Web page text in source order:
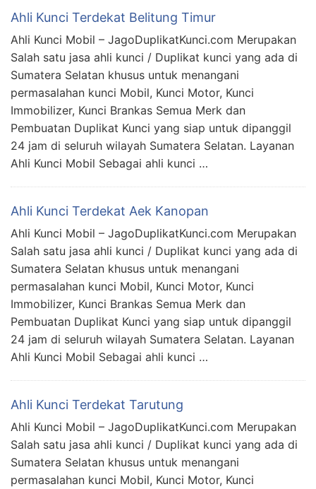
Ahli Kunci Terdekat Belitung Timur
Ahli Kunci Mobil – JagoDuplikatKunci.com Merupakan
Salah satu jasa ahli kunci / Duplikat kunci yang ada di
Sumatera Selatan khusus untuk menangani
permasalahan kunci Mobil, Kunci Motor, Kunci
Immobilizer, Kunci Brankas Semua Merk dan
Pembuatan Duplikat Kunci yang siap untuk dipanggil
24 jam di seluruh wilayah Sumatera Selatan. Layanan
Ahli Kunci Mobil Sebagai ahli kunci …
Ahli Kunci Terdekat Aek Kanopan
Ahli Kunci Mobil – JagoDuplikatKunci.com Merupakan
Salah satu jasa ahli kunci / Duplikat kunci yang ada di
Sumatera Selatan khusus untuk menangani
permasalahan kunci Mobil, Kunci Motor, Kunci
Immobilizer, Kunci Brankas Semua Merk dan
Pembuatan Duplikat Kunci yang siap untuk dipanggil
24 jam di seluruh wilayah Sumatera Selatan. Layanan
Ahli Kunci Mobil Sebagai ahli kunci …
Ahli Kunci Terdekat Tarutung
Ahli Kunci Mobil – JagoDuplikatKunci.com Merupakan
Salah satu jasa ahli kunci / Duplikat kunci yang ada di
Sumatera Selatan khusus untuk menangani
permasalahan kunci Mobil, Kunci Motor, Kunci